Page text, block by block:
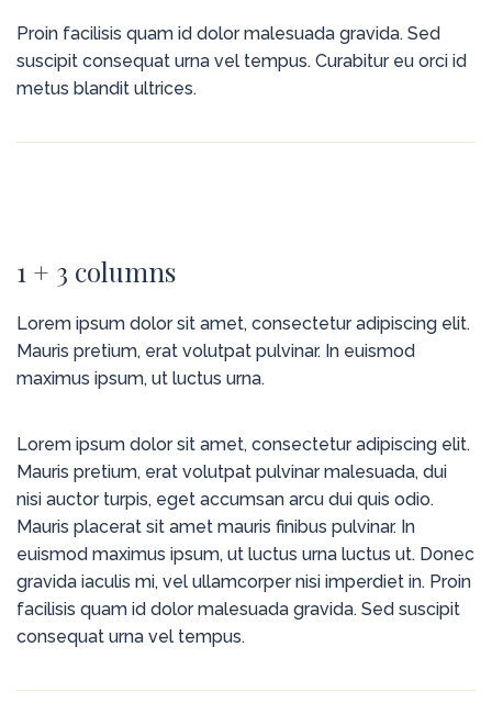
Proin facilisis quam id dolor malesuada gravida. Sed
suscipit consequat urna vel tempus. Curabitur eu orci id
metus blandit ultrices.
1 + 3 columns
Lorem ipsum dolor sit amet, consectetur adipiscing elit.
Mauris pretium, erat volutpat pulvinar. In euismod
maximus ipsum, ut luctus urna.
Lorem ipsum dolor sit amet, consectetur adipiscing elit.
Mauris pretium, erat volutpat pulvinar malesuada, dui
nisi auctor turpis, eget accumsan arcu dui quis odio.
Mauris placerat sit amet mauris finibus pulvinar. In
euismod maximus ipsum, ut luctus urna luctus ut. Donec
gravida iaculis mi, vel ullamcorper nisi imperdiet in. Proin
facilisis quam id dolor malesuada gravida. Sed suscipit
consequat urna vel tempus.